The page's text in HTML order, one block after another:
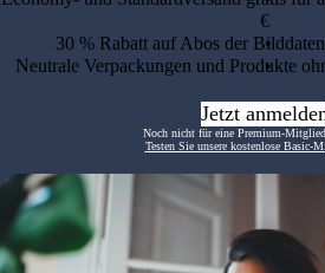
€
30 % Rabatt auf Abos der
Neutrale Verpackungen und Produkte
Jetzt
Noch nicht für eine Premium-
Testen Sie unsere kostenlose Basic-